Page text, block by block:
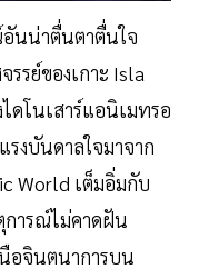
นน่าตื่นตาตื่นใจ
รรย์ของเกาะ Isla
ดโนเสาร์แอนิเมทรอ
งบันดาลใจมาจาก
World เต็มอิ่มกับ
การณ์ไม่คาดฝัน
อจินตนาการบน